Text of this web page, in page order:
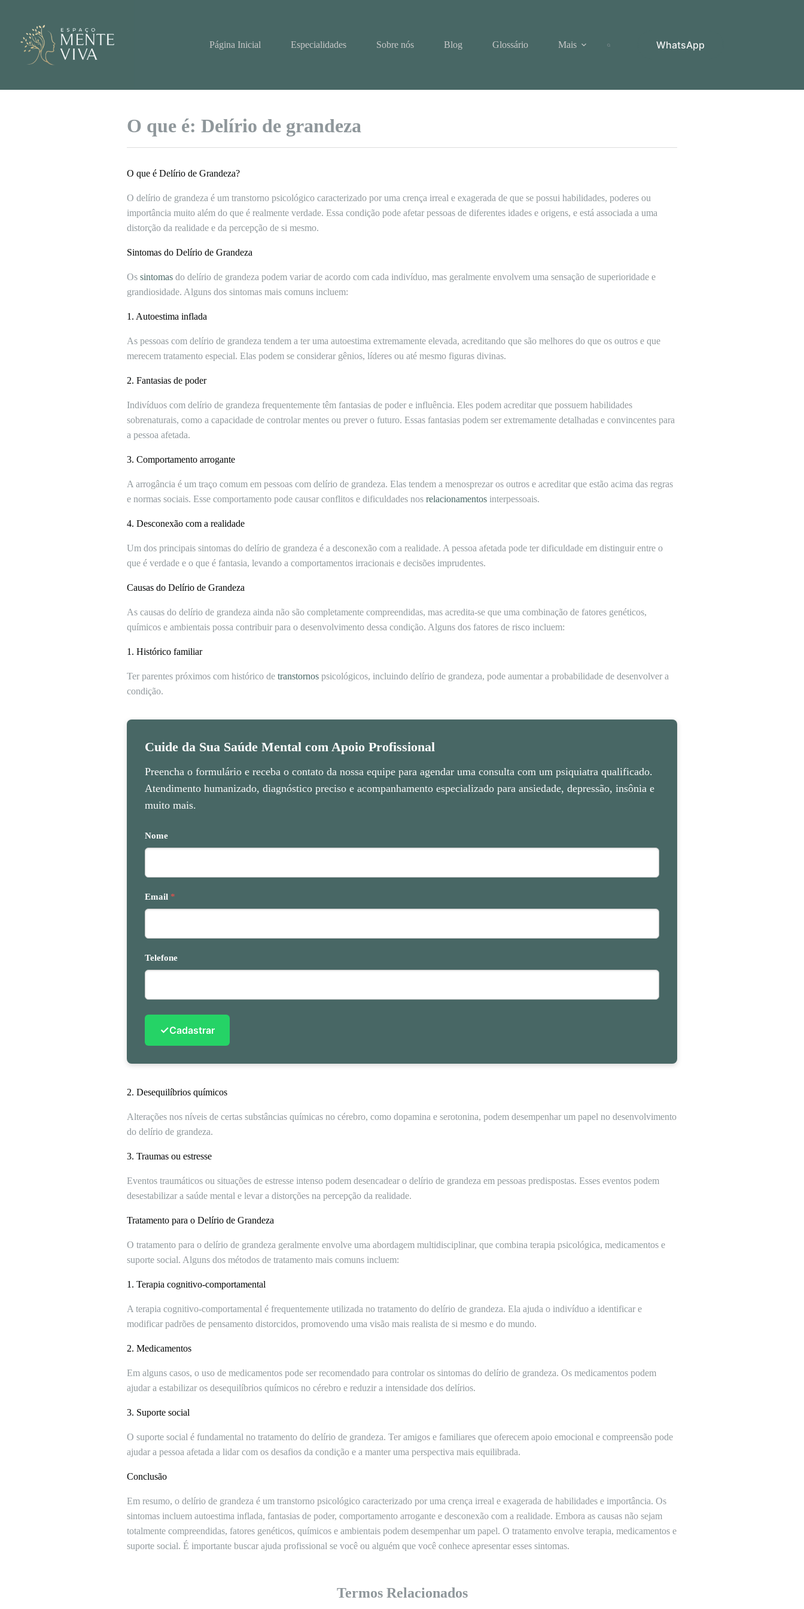
conteúdo
Página Inicial Especialidades Sobre nós Blog Glossário Mais WhatsApp
O que é: Delírio de grandeza
O que é Delírio de Grandeza?
O delírio de grandeza é um transtorno psicológico caracterizado por uma crença irreal e exagerada de que se possui habilidades, poderes ou
importância muito além do que é realmente verdade. Essa condição pode afetar pessoas de diferentes idades e origens, e está associada a uma
distorção da realidade e da percepção de si mesmo.
Sintomas do Delírio de Grandeza
Os sintomas do delírio de grandeza podem variar de acordo com cada indivíduo, mas geralmente envolvem uma sensação de superioridade e
grandiosidade. Alguns dos sintomas mais comuns incluem:
1. Autoestima inflada
As pessoas com delírio de grandeza tendem a ter uma autoestima extremamente elevada, acreditando que são melhores do que os outros e que
merecem tratamento especial. Elas podem se considerar gênios, líderes ou até mesmo figuras divinas.
2. Fantasias de poder
Indivíduos com delírio de grandeza frequentemente têm fantasias de poder e influência. Eles podem acreditar que possuem habilidades
sobrenaturais, como a capacidade de controlar mentes ou prever o futuro. Essas fantasias podem ser extremamente detalhadas e convincentes para
a pessoa afetada.
3. Comportamento arrogante
A arrogância é um traço comum em pessoas com delírio de grandeza. Elas tendem a menosprezar os outros e acreditar que estão acima das regras
e normas sociais. Esse comportamento pode causar conflitos e dificuldades nos relacionamentos interpessoais.
4. Desconexão com a realidade
Um dos principais sintomas do delírio de grandeza é a desconexão com a realidade. A pessoa afetada pode ter dificuldade em distinguir entre o
que é verdade e o que é fantasia, levando a comportamentos irracionais e decisões imprudentes.
Causas do Delírio de Grandeza
As causas do delírio de grandeza ainda não são completamente compreendidas, mas acredita-se que uma combinação de fatores genéticos,
químicos e ambientais possa contribuir para o desenvolvimento dessa condição. Alguns dos fatores de risco incluem:
1. Histórico familiar
Ter parentes próximos com histórico de transtornos psicológicos, incluindo delírio de grandeza, pode aumentar a probabilidade de desenvolver a
condição.
Cuide da Sua Saúde Mental com Apoio Profissional
Preencha o formulário e receba o contato da nossa equipe para agendar uma consulta com um psiquiatra qualificado.
Atendimento humanizado, diagnóstico preciso e acompanhamento especializado para ansiedade, depressão, insônia e
muito mais.
Nome
Email *
Telefone
✓Cadastrar
2. Desequilíbrios químicos
Alterações nos níveis de certas substâncias químicas no cérebro, como dopamina e serotonina, podem desempenhar um papel no desenvolvimento
do delírio de grandeza.
3. Traumas ou estresse
Eventos traumáticos ou situações de estresse intenso podem desencadear o delírio de grandeza em pessoas predispostas. Esses eventos podem
desestabilizar a saúde mental e levar a distorções na percepção da realidade.
Tratamento para o Delírio de Grandeza
O tratamento para o delírio de grandeza geralmente envolve uma abordagem multidisciplinar, que combina terapia psicológica, medicamentos e
suporte social. Alguns dos métodos de tratamento mais comuns incluem:
1. Terapia cognitivo-comportamental
A terapia cognitivo-comportamental é frequentemente utilizada no tratamento do delírio de grandeza. Ela ajuda o indivíduo a identificar e
modificar padrões de pensamento distorcidos, promovendo uma visão mais realista de si mesmo e do mundo.
2. Medicamentos
Em alguns casos, o uso de medicamentos pode ser recomendado para controlar os sintomas do delírio de grandeza. Os medicamentos podem
ajudar a estabilizar os desequilíbrios químicos no cérebro e reduzir a intensidade dos delírios.
3. Suporte social
O suporte social é fundamental no tratamento do delírio de grandeza. Ter amigos e familiares que oferecem apoio emocional e compreensão pode
ajudar a pessoa afetada a lidar com os desafios da condição e a manter uma perspectiva mais equilibrada.
Conclusão
Em resumo, o delírio de grandeza é um transtorno psicológico caracterizado por uma crença irreal e exagerada de habilidades e importância. Os
sintomas incluem autoestima inflada, fantasias de poder, comportamento arrogante e desconexão com a realidade. Embora as causas não sejam
totalmente compreendidas, fatores genéticos, químicos e ambientais podem desempenhar um papel. O tratamento envolve terapia, medicamentos e
suporte social. É importante buscar ajuda profissional se você ou alguém que você conhece apresentar esses sintomas.
Termos Relacionados